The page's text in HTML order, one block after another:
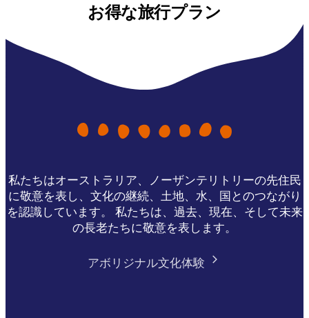
お得な旅行プラン
私たちはオーストラリア、ノーザンテリトリーの先住民
に敬意を表し、文化の継続、土地、水、国とのつながり
を認識しています。 私たちは、過去、現在、そして未来
の長老たちに敬意を表します。
アボリジナル文化体験